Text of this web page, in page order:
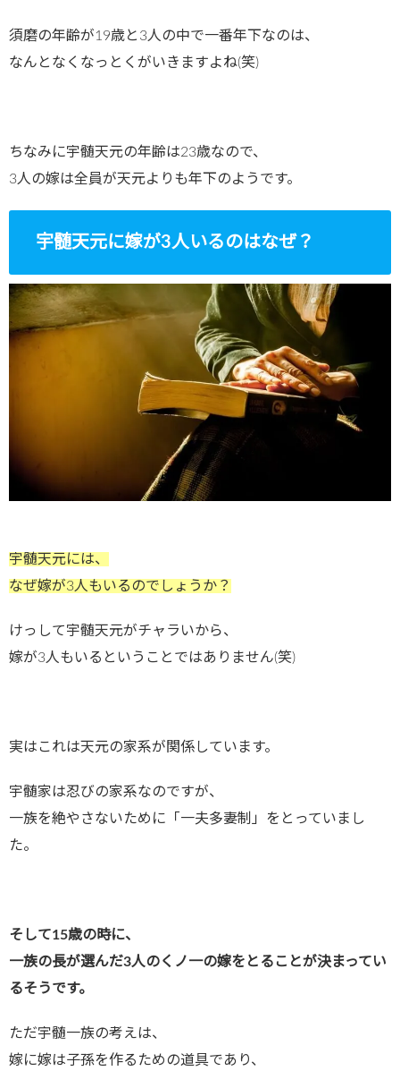
須磨の年齢が19歳と3人の中で一番年下なのは、
なんとなくなっとくがいきますよね(笑)
ちなみに宇髄天元の年齢は23歳なので、
3人の嫁は全員が天元よりも年下のようです。
宇髄天元に嫁が3人いるのはなぜ？
宇髄天元には、
なぜ嫁が3人もいるのでしょうか？
けっして宇髄天元がチャラいから、
嫁が3人もいるということではありません(笑)
実はこれは天元の家系が関係しています。
宇髄家は忍びの家系なのですが、
一族を絶やさないために「一夫多妻制」をとっていまし
た。
そして15歳の時に、
一族の長が選んだ3人のくノ一の嫁をとることが決まってい
るそうです。
ただ宇髄一族の考えは、
嫁に嫁は子孫を作るための道具であり、